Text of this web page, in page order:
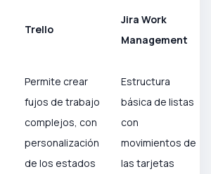
Trello
Jira Work
Management
Permite crear
fujos de trabajo
complejos, con
personalización
de los estados
Estructura
básica de listas
con
movimientos de
las tarjetas